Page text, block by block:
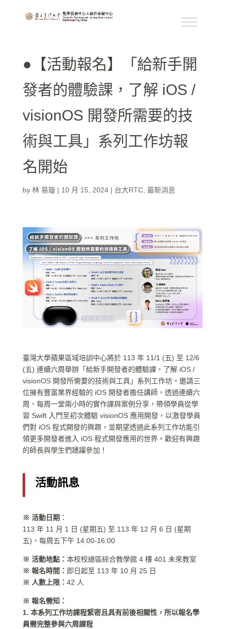
●【活動報名】「給新手開
發者的體驗課，了解 iOS /
visionOS 開發所需要的技
術與工具」系列工作坊報
名開始
by 林 易璇| 10 月 15, 2024| 台大RTC, 最新消息
臺灣大學蘋果區域培訓中心將於 113 年 11/1 (五) 至 12/6
(五) 連續六周舉辦「給新手開發者的體驗課，了解 iOS /
visionOS 開發所需要的技術與工具」系列工作坊。邀請三
位擁有豐富業界經驗的 iOS 開發者擔任講師，透過連續六
周、每周一堂兩小時的實作課與案例分享，帶領學員從學
習 Swift 入門至初次體驗 visionOS 應用開發，以激發學員
們對 iOS 程式開發的興趣，並期望透過此系列工作坊能引
領更多開發者進入 iOS 程式開發應用的世界。歡迎有興趣
的師長與學生們踴躍參加！
活動訊息
※ 活動日期 ：
113 年 11 月 1 日 (星期五) 至 113 年 12 月 6 日 (星期
五)，每周五下午 14:00-16:00
※ 活動地點： 本校校總區綜合教學館 4 樓 401 未來教室
※ 報名時間： 即日起至 113 年 10 月 25 日
※ 人數上限： 42 人
※ 報名需知：
1. 本系列工作坊課程緊密且具有前後相關性，所以報名學
員需完整參與六周課程